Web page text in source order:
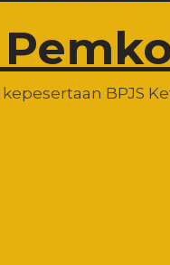
BPJS